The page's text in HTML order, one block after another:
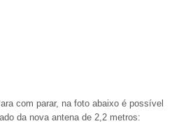
com parar, na foto abaixo é possível
da nova antena de 2,2 metros: